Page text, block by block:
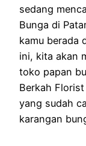
sedang
Bunga di
kamu berada
ini, kita akan
toko papan
Berkah
yang sudah
karangan